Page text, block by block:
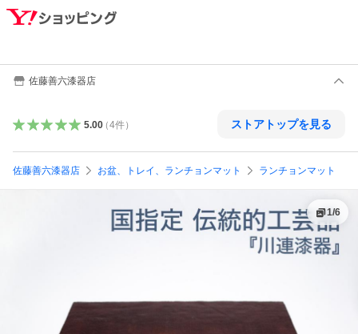
佐藤善六漆器店
5.00（4件） ストアトップを見る
佐藤善六漆器店 お盆、トレイ、ランチョンマット ランチョンマット
1/6